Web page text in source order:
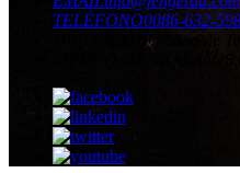
TELÉFONO0086-632-
Ciudad de